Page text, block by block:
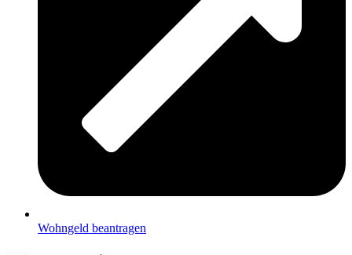
Wohngeld beantragen